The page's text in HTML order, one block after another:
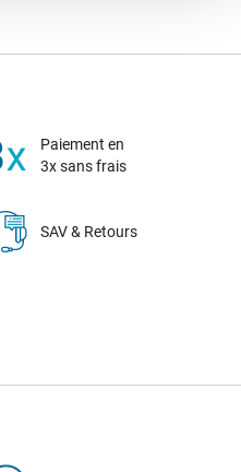
Paiement en
3x sans frais
SAV & Retours